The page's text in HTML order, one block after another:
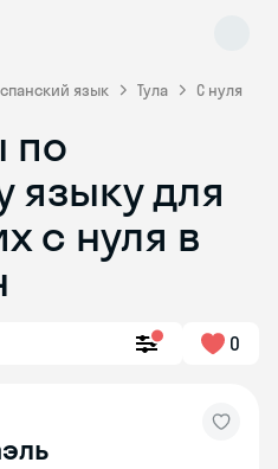
язык Тула С нуля
по
языку для
с нуля в
0